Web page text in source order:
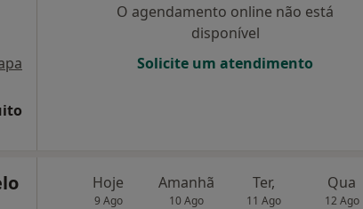
O agendamento online não está
disponível
Solicite um atendimento
Hoje
9 Ago
Amanhã
10 Ago
Ter,
11 Ago
Qua
12 Ago